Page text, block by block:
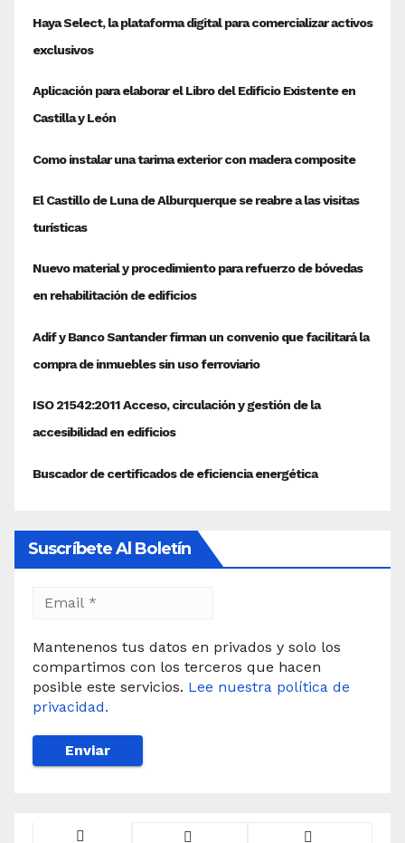
Suscríbete Al Boletín
Mantenenos tus datos en privados y solo los
compartimos con los terceros que hacen
posible este servicios. Lee nuestra política de
privacidad.